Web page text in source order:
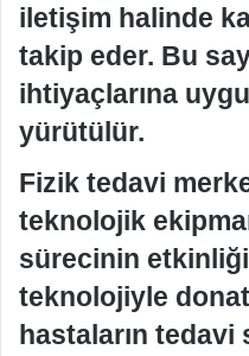
iletişim halinde
takip eder. Bu
ihtiyaçlarına
yürütülür.
Fizik tedavi
teknolojik
sürecinin
teknolojiyle
hastaların tedavi